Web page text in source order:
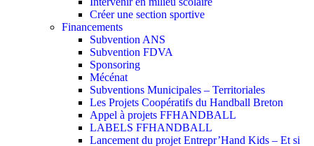
Créer une section sportive
Financements
Subvention ANS
Subvention FDVA
Sponsoring
Mécénat
Subventions Municipales – Territoriales
Les Projets Coopératifs du Handball Breton
Appel à projets FFHANDBALL
LABELS FFHANDBALL
Lancement du projet Entrepr’Hand Kids – Et si